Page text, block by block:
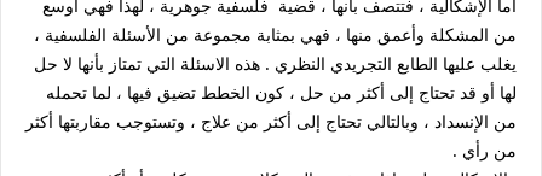
أما الإشكالية ، فتتصف بأنها ، قضية فلسفية جوهرية ، لهذا فهي أوسع
من المشكلة وأعمق منها ، فهي بمثابة مجموعة من الأسئلة الفلسفية ،
يغلب عليها الطابع التجريدي النظري . هذه الاسئلة التي تمتاز بأنها لا حل
لها أو قد تحتاج إلى أكثر من حل ، كون الخطط تضيق فيها ، لما تحمله
من الإنسداد ، وبالتالي تحتاج إلى أكثر من علاج ، وتستوجب مقاربتها أكثر
من رأي .